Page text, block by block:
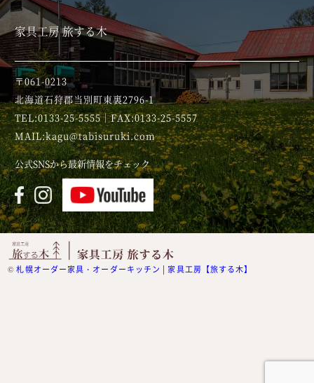
家具工房 旅する木
〒061-0213
北海道石狩郡当別町東裏2796-1
TEL:0133-25-5555｜FAX:0133-25-5557
MAIL:kagu@tabisuruki.com
公式SNSから最新情報をチェック
©札幌オーダー家具・オーダーキッチン | 家具工房【旅する木】